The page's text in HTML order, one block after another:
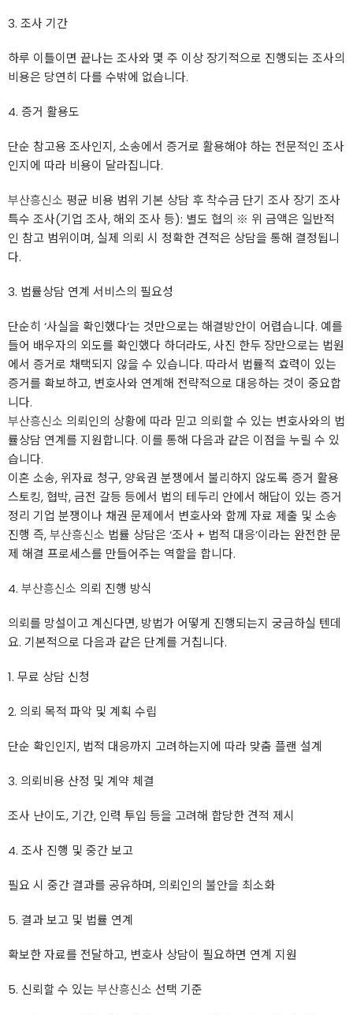
3. 조사 기간
하루 이틀이면 끝나는 조사와 몇 주 이상 장기적으로 진행되는 조사의
비용은 당연히 다를 수밖에 없습니다.
4. 증거 활용도
단순 참고용 조사인지, 소송에서 증거로 활용해야 하는 전문적인 조사
인지에 따라 비용이 달라집니다.
부산흥신소 평균 비용 범위 기본 상담 후 착수금 단기 조사 장기 조사
특수 조사(기업 조사, 해외 조사 등): 별도 협의 ※ 위 금액은 일반적
인 참고 범위이며, 실제 의뢰 시 정확한 견적은 상담을 통해 결정됩니
다.
3. 법률상담 연계 서비스의 필요성
단순히 ‘사실을 확인했다’는 것만으로는 해결방안이 어렵습니다. 예를
들어 배우자의 외도를 확인했다 하더라도, 사진 한두 장만으로는 법원
에서 증거로 채택되지 않을 수 있습니다. 따라서 법률적 효력이 있는
증거를 확보하고, 변호사와 연계해 전략적으로 대응하는 것이 중요합
니다.
부산흥신소 의뢰인의 상황에 따라 믿고 의뢰할 수 있는 변호사와의 법
률상담 연계를 지원합니다. 이를 통해 다음과 같은 이점을 누릴 수 있
습니다.
이혼 소송, 위자료 청구, 양육권 분쟁에서 불리하지 않도록 증거 활용
스토킹, 협박, 금전 갈등 등에서 법의 테두리 안에서 해답이 있는 증거
정리 기업 분쟁이나 채권 문제에서 변호사와 함께 자료 제출 및 소송
진행 즉,부산흥신소 법률 상담은 ‘조사 + 법적 대응’이라는 완전한 문
제 해결 프로세스를 만들어주는 역할을 합니다.
4. 부산흥신소 의뢰 진행 방식
의뢰를 망설이고 계신다면, 방법가 어떻게 진행되는지 궁금하실 텐데
요. 기본적으로 다음과 같은 단계를 거칩니다.
1. 무료 상담 신청
2. 의뢰 목적 파악 및 계획 수립
단순 확인인지, 법적 대응까지 고려하는지에 따라 맞춤 플랜 설계
3. 의뢰비용 산정 및 계약 체결
조사 난이도, 기간, 인력 투입 등을 고려해 합당한 견적 제시
4. 조사 진행 및 중간 보고
필요 시 중간 결과를 공유하며, 의뢰인의 불안을 최소화
5. 결과 보고 및 법률 연계
확보한 자료를 전달하고, 변호사 상담이 필요하면 연계 지원
5. 신뢰할 수 있는 부산흥신소 선택 기준